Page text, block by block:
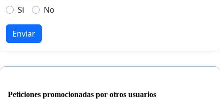
Si
No
Enviar
Peticiones promocionadas por otros usuarios